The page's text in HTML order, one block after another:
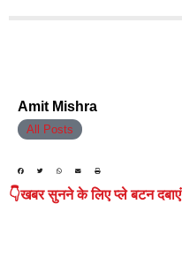
Amit Mishra
All Posts
👇खबर सुनने के लिए प्ले बटन दबाएं